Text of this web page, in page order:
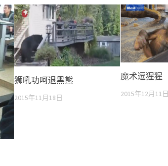
狮吼功呵退黑熊
2015年11月18日
魔术逗猩猩
2015年12月11日